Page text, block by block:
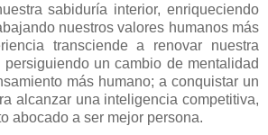
sabiduría interior, enriqueciendo
nuestros valores humanos más
transciende a renovar nuestra
un cambio de mentalidad
más humano; a conquistar un
alcanzar una inteligencia competitiva,
abocado a ser mejor persona.